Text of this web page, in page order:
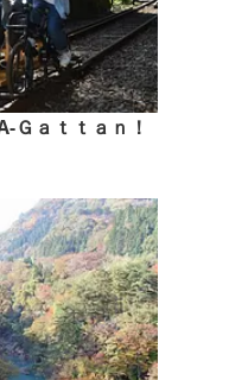
Ｇａｔｔａｎ！